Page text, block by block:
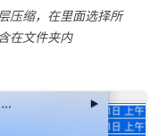
压缩，在里面选择所
在文件夹内